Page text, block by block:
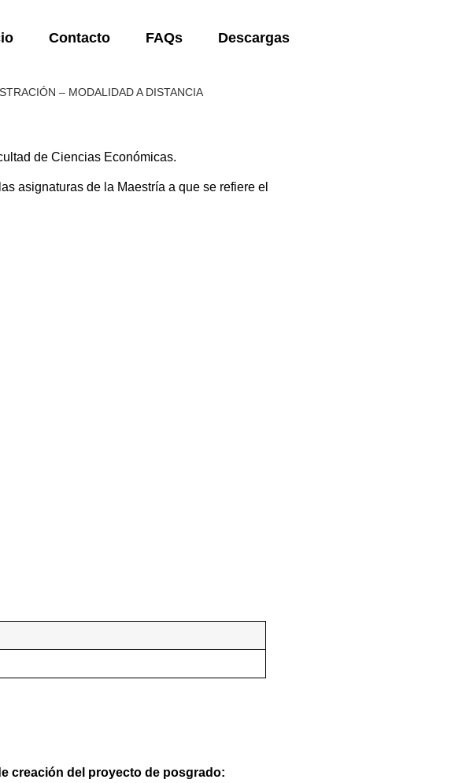
Contacto FAQs Descargas
– MODALIDAD A DISTANCIA
de Ciencias Económicas.
asignaturas de la Maestría a que se refiere el
creación del proyecto de posgrado: